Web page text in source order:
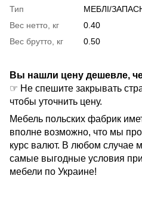
Тип
МЕБЛІ/
Вес нетто, кг
0.40
Вес брутто, кг
0.50
Вы нашли цену дешевле,
☞ Не спешите закрывать
чтобы уточнить цену.
Мебель польских фабрик
вполне возможно, что мы
курс валют. В любом случае
самые выгодные условия
мебели по Украине!